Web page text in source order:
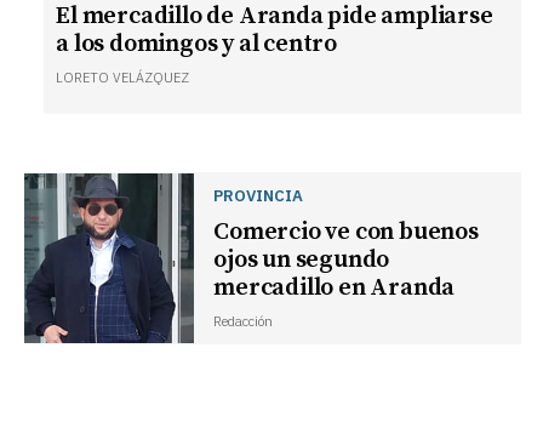
El mercadillo de Aranda pide ampliarse
a los domingos y al centro
LORETO VELÁZQUEZ
PROVINCIA
Comercio ve con buenos
ojos un segundo
mercadillo en Aranda
Redacción